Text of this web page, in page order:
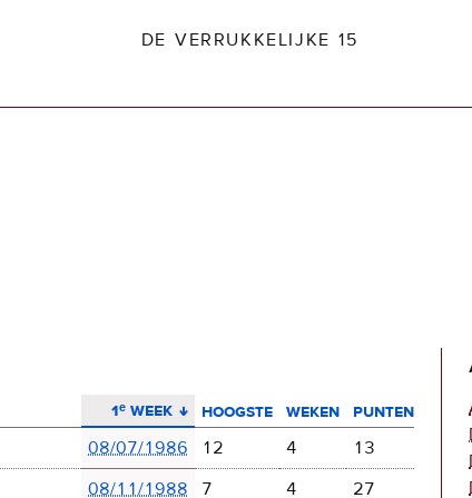
DE VERRUKKELIJKE 15
1ᵉ week
aflopend sorteren hoogste weken
punten
08/07/1986 12 4
13
08/11/1988 7 4
27